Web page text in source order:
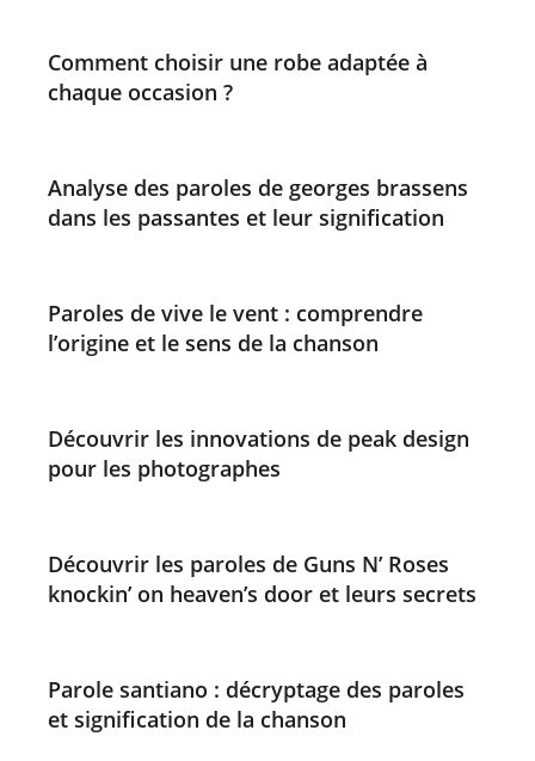
Comment choisir une robe adaptée à
chaque occasion ?
Analyse des paroles de georges brassens
dans les passantes et leur signification
Paroles de vive le vent : comprendre
l’origine et le sens de la chanson
Découvrir les innovations de peak design
pour les photographes
Découvrir les paroles de Guns N’ Roses
knockin’ on heaven’s door et leurs secrets
Parole santiano : décryptage des paroles
et signification de la chanson